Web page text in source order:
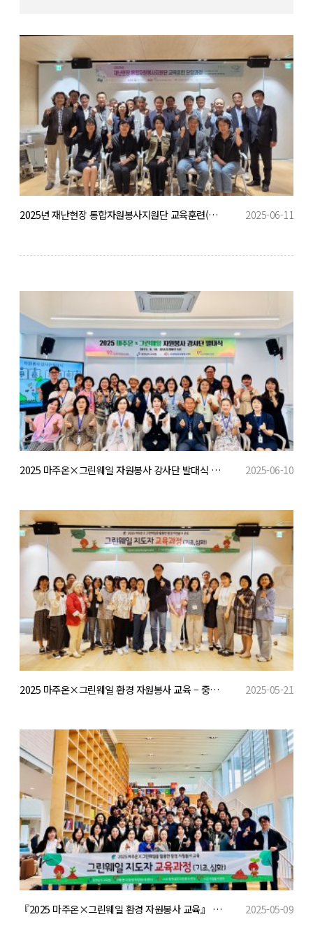
2025년 재난현장 통합자원봉사지원단 교육훈련(단장과정) 실시 2025-06-11
2025 마주온×그린웨일 자원봉사 강사단 발대식 개최 2025-06-10
2025 마주온×그린웨일 환경 자원봉사 교육 – 중등과정 기초교육 실시 2025-05-21
『2025 마주온×그린웨일 환경 자원봉사 교육』 개최 2025-05-09